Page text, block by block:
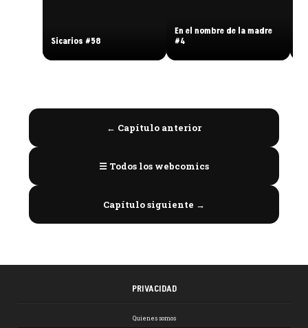
Sicarios #58
En el nombre de la madre
#4
← Capítulo anterior
☰ Todos los webcomics
Capítulo siguiente →
PRIVACIDAD
Quienes somos